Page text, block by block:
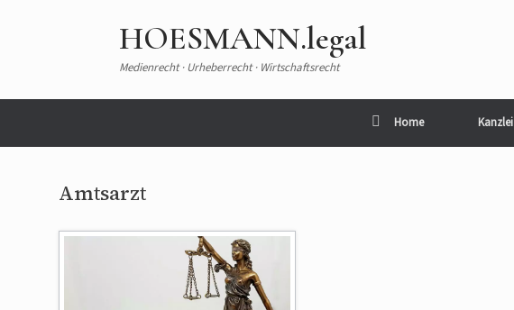
HOESMANN.legal
Medienrecht · Urheberrecht · Wirtschaftsrecht
Home Kanzlei
Amtsarzt